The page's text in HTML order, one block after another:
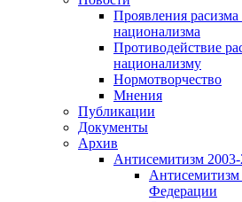
Проявления
национализма
Противодействие
национализму
Нормотворчество
Мнения
Публикации
Документы
Архив
Антисемитизм
Антисемитизм
Федерации